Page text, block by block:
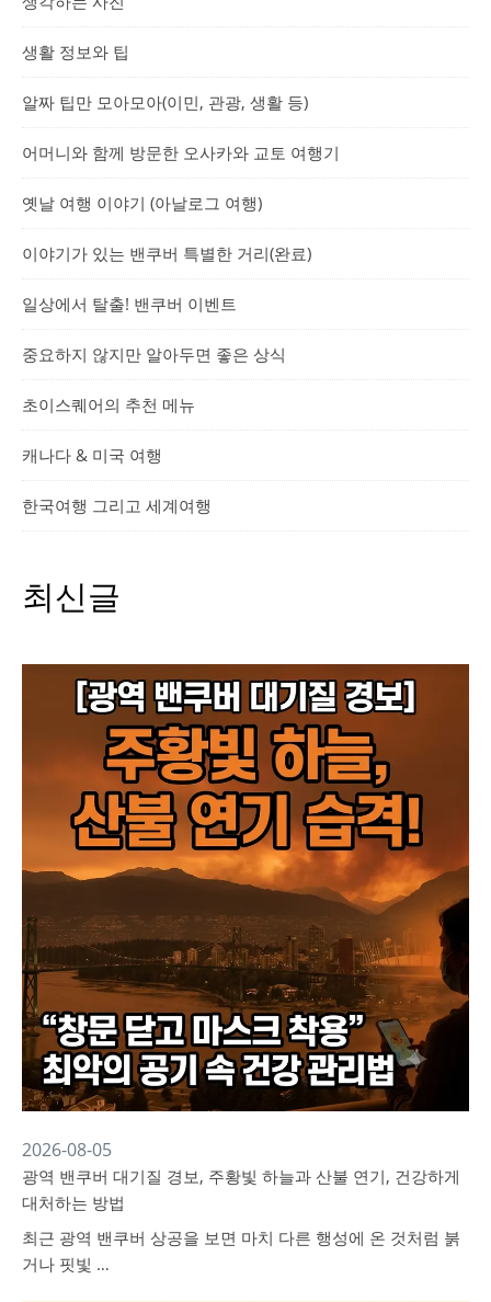
생활 정보와 팁
알짜 팁만 모아모아(이민, 관광, 생활 등)
어머니와 함께 방문한 오사카와 교토 여행기
옛날 여행 이야기 (아날로그 여행)
이야기가 있는 밴쿠버 특별한 거리(완료)
일상에서 탈출! 밴쿠버 이벤트
중요하지 않지만 알아두면 좋은 상식
초이스퀘어의 추천 메뉴
캐나다 & 미국 여행
한국여행 그리고 세계여행
최신글
2026-08-05
광역 밴쿠버 대기질 경보, 주황빛 하늘과 산불 연기, 건강하게
대처하는 방법
최근 광역 밴쿠버 상공을 보면 마치 다른 행성에 온 것처럼 붉
거나 핏빛 …